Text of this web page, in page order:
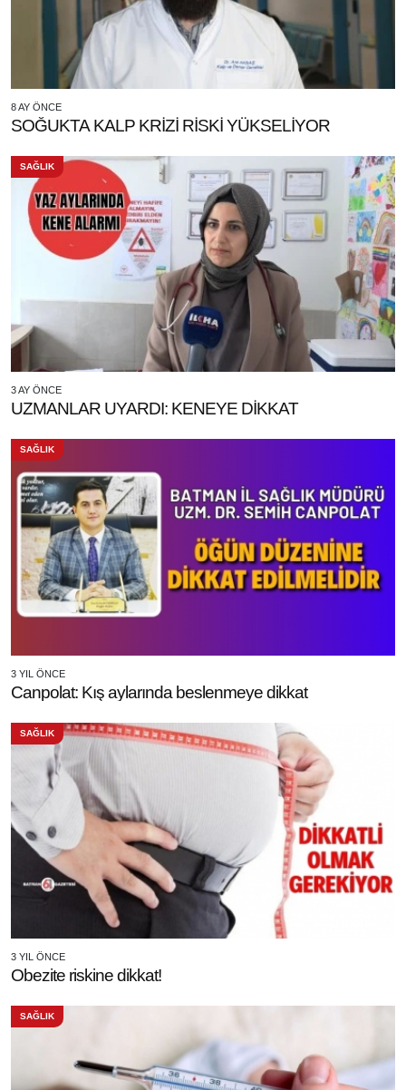
8 AY ÖNCE
SOĞUKTA KALP KRİZİ RİSKİ YÜKSELİYOR
SAĞLIK
3 AY ÖNCE
UZMANLAR UYARDI: KENEYE DİKKAT
SAĞLIK
3 YIL ÖNCE
Canpolat: Kış aylarında beslenmeye dikkat
SAĞLIK
3 YIL ÖNCE
Obezite riskine dikkat!
SAĞLIK